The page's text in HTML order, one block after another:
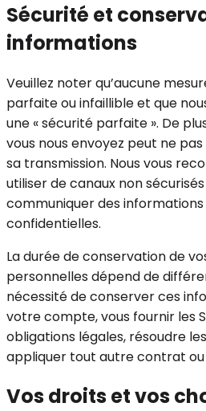
Sécurité et
informations
Veuillez noter qu’aucune
parfaite ou infaillible et que
une « sécurité parfaite ». De
vous nous envoyez peut ne
sa transmission. Nous vous
utiliser de canaux non
communiquer des informations
confidentielles.
La durée de conservation de
personnelles dépend de
nécessité de conserver ces
votre compte, vous fournir les
obligations légales, résoudre
appliquer tout autre contrat
Vos droits et vos